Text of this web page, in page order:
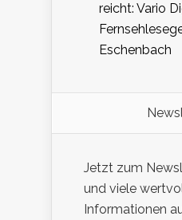
reicht: Vario
Eschenbach
Jetzt zum
und viele
Informationen